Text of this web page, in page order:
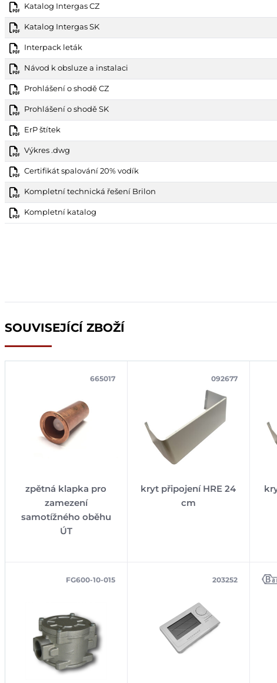
Katalog Intergas CZ
Katalog Intergas SK
Interpack leták
Návod k obsluze a instalaci
Prohlášení o shodě CZ
Prohlášení o shodě SK
ErP štítek
Výkres .dwg
Certifikát spalování 20% vodík
Kompletní technická řešení Brilon
Kompletní katalog
SOUVISEJÍCÍ ZBOŽÍ
zpětná klapka pro
zamezení
samotížného oběhu
ÚT
665017
kryt připojení HRE 24
cm
092677
FG600-10-015 203252